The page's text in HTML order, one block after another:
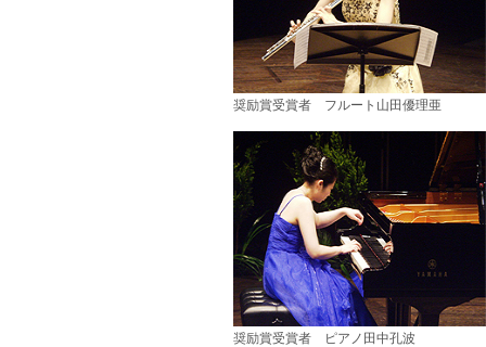
奨励賞受賞者 フルート山田優理亜
奨励賞受賞者 ピアノ田中孔波